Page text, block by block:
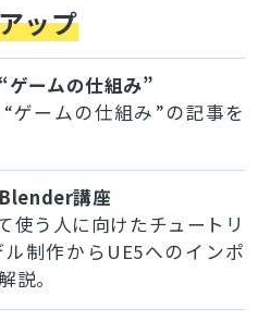
ップ
ゲームの仕組み”
ゲームの仕組み”の記事を
講座
使う人に向けたチュートリ
制作からUE5へのインポ
説。